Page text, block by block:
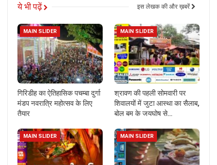
ये भी पढ़ें इस लेखक की और ख़बरें
MAIN SLIDER
गिरिडीह का ऐतिहासिक पचम्बा दुर्गा
मंडप नवरात्रि महोत्सव के लिए
तैयार
MAIN SLIDER
श्रावण की पहली सोमवारी पर
शिवालयों में जुटा आस्था का सैलाब,
बोल बम के जयघोष से…
MAIN SLIDER MAIN SLIDER